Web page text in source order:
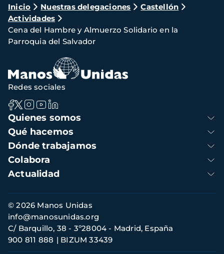
Ruta
de
navegación
Inicio Nuestras delegaciones
Castellón
Actividades
Cena del Hambre y Almuerzo Solidario en la
Parroquia del Salvador
Navegación
principal
Quienes somos
Qué hacemos
Dónde trabajamos
Colabora
Actualidad
Redes sociales
Información
de
contacto
© 2026 Manos Unidas
C/ Barquillo, 38 - 3º28004 - Madrid, España
900 811 888
BIZUM 33439
info@manosunidas.org